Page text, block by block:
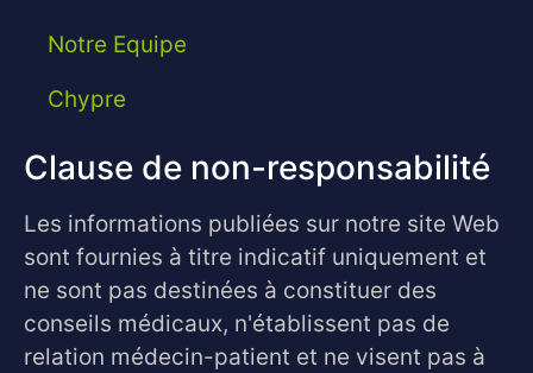
Notre Equipe
Chypre
Clause de non-responsabilité
Les informations publiées sur notre site Web
sont fournies à titre indicatif uniquement et
ne sont pas destinées à constituer des
conseils médicaux, n'établissent pas de
relation médecin-patient et ne visent pas à